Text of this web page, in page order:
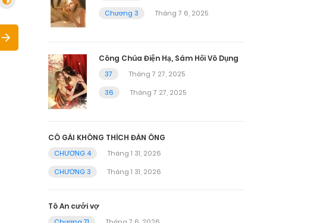
Chương 3
Tháng 7 6, 2025
Công Chúa Điện Hạ, Sám Hối Vô Dụng
37
Tháng 7 27, 2025
36
Tháng 7 27, 2025
CÔ GÁI KHÔNG THÍCH ĐÀN ÔNG
CHƯƠNG 4
Tháng 1 31, 2026
CHƯƠNG 3
Tháng 1 31, 2026
Tô An cưới vợ